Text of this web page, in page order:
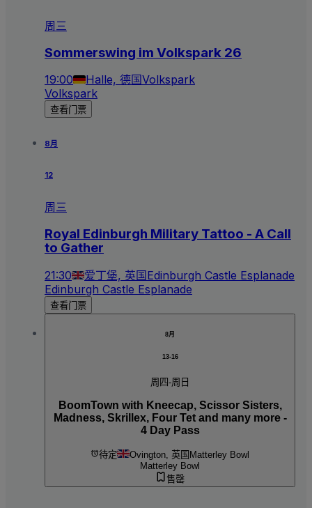
周三
Sommerswing im Volkspark 26
19:00 Halle, 德国Volkspark
Volkspark
查看门票
8月
12
周三
Royal Edinburgh Military Tattoo - A Call
to Gather
21:30 爱丁堡, 英国Edinburgh Castle Esplanade
Edinburgh Castle Esplanade
查看门票
8月
13-16
周四-周日
BoomTown with Kneecap, Scissor Sisters,
Madness, Skrillex, Four Tet and many more -
4 Day Pass
待定 Ovington, 英国 Matterley Bowl
Matterley Bowl
售罄